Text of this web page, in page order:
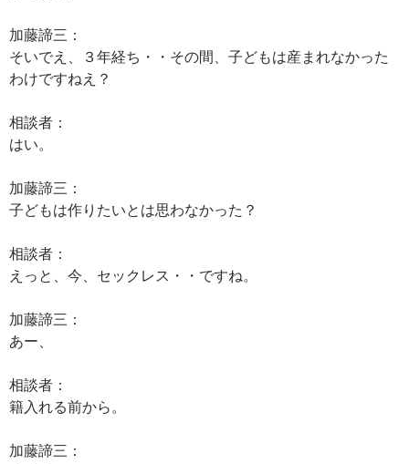
加藤諦三：
そいでえ、３年経ち・・その間、子どもは産まれなかった
わけですねえ？
相談者：
はい。
加藤諦三：
子どもは作りたいとは思わなかった？
相談者：
えっと、今、セックレス・・ですね。
加藤諦三：
あー、
相談者：
籍入れる前から。
加藤諦三：